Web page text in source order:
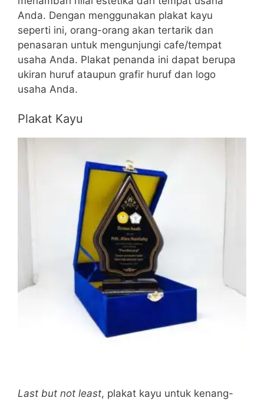
Anda. Dengan menggunakan plakat kayu
seperti ini, orang-orang akan tertarik dan
penasaran untuk mengunjungi cafe/tempat
usaha Anda. Plakat penanda ini dapat berupa
ukiran huruf ataupun grafir huruf dan logo
usaha Anda.
Plakat Kayu
Last but not least, plakat kayu untuk kenang-